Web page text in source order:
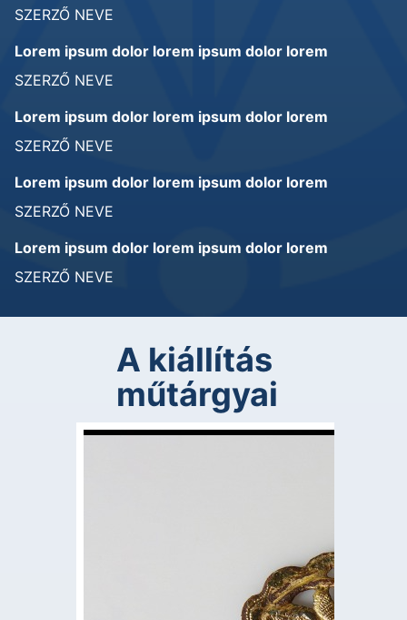
SZERZŐ NEVE
Lorem ipsum dolor lorem ipsum dolor lorem
SZERZŐ NEVE
Lorem ipsum dolor lorem ipsum dolor lorem
SZERZŐ NEVE
Lorem ipsum dolor lorem ipsum dolor lorem
SZERZŐ NEVE
Lorem ipsum dolor lorem ipsum dolor lorem
SZERZŐ NEVE
A kiállítás
műtárgyai